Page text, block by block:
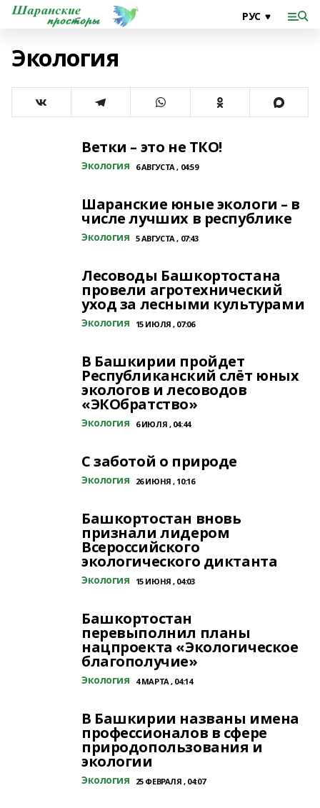
Экология
Ветки – это не ТКО!
Экология 6 АВГУСТА , 04:59
Шаранские юные экологи – в
числе лучших в республике
Экология 5 АВГУСТА , 07:43
Лесоводы Башкортостана
провели агротехнический
уход за лесными культурами
Экология 15 ИЮЛЯ , 07:06
В Башкирии пройдет
Республиканский слёт юных
экологов и лесоводов
«ЭКОбратство»
Экология 6 ИЮЛЯ , 04:44
С заботой о природе
Экология 26 ИЮНЯ , 10:16
Башкортостан вновь
признали лидером
Всероссийского
экологического диктанта
Экология 15 ИЮНЯ , 04:03
Башкортостан
перевыполнил планы
нацпроекта «Экологическое
благополучие»
Экология 4 МАРТА , 04:14
В Башкирии названы имена
профессионалов в сфере
природопользования и
экологии
Экология 25 ФЕВРАЛЯ , 04:07